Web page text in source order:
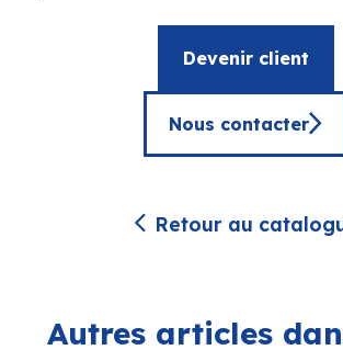
Devenir client
Nous contacter
Retour au
Autres articles